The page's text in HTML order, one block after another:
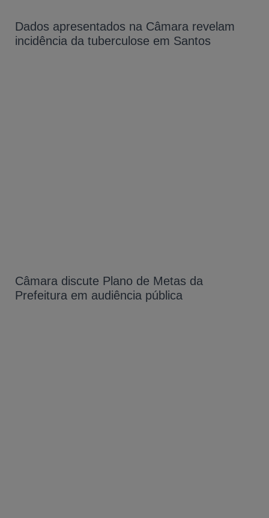
Dados apresentados na Câmara revelam
incidência da tuberculose em Santos
Câmara discute Plano de Metas da
Prefeitura em audiência pública